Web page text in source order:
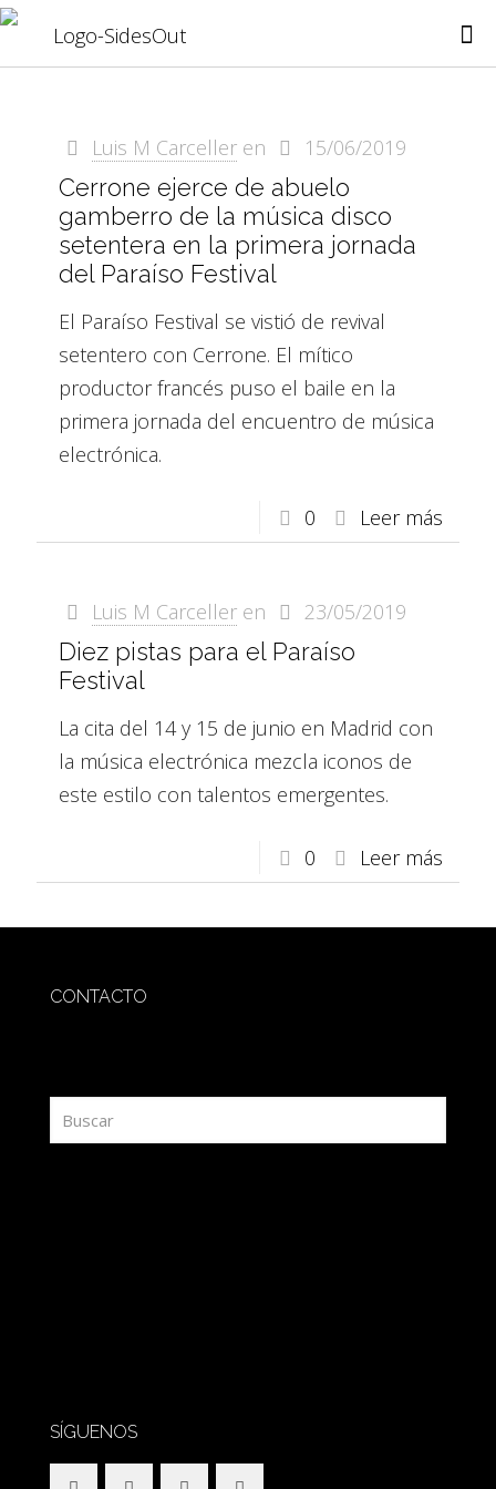
Luis M Carceller en 15/06/2019
Cerrone ejerce de abuelo
gamberro de la música disco
setentera en la primera jornada
del Paraíso Festival
El Paraíso Festival se vistió de revival
setentero con Cerrone. El mítico
productor francés puso el baile en la
primera jornada del encuentro de música
electrónica.
0 Leer más
Luis M Carceller en 23/05/2019
Diez pistas para el Paraíso
Festival
La cita del 14 y 15 de junio en Madrid con
la música electrónica mezcla iconos de
este estilo con talentos emergentes.
0 Leer más
CONTACTO
SÍGUENOS